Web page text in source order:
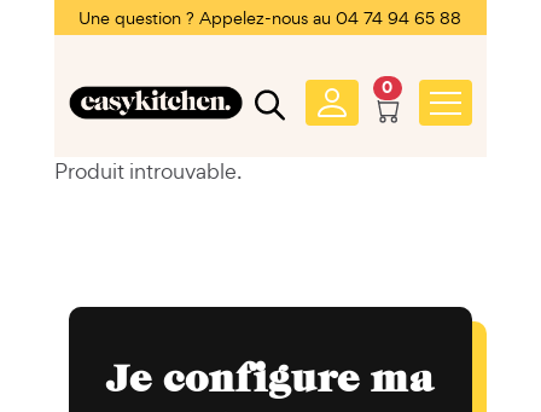
Une question ? Appelez-nous au 04 74 94 65 88
0
Produit introuvable.
Je configure ma